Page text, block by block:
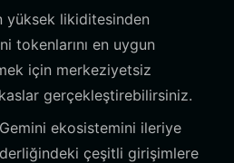
yüksek likiditesinden
tokenlarını en uygun
için merkeziyetsiz
gerçekleştirebilirsiniz.
Gemini ekosistemini ileriye
çeşitli girişimlere